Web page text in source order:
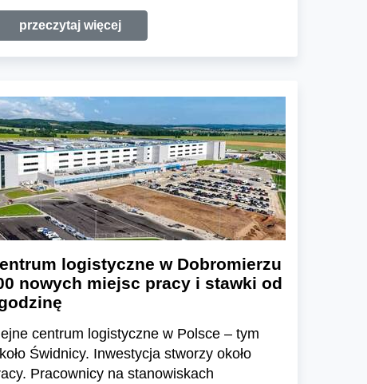
przeczytaj więcej
logistyczne w Dobromierzu
nowych miejsc pracy i stawki od
centrum logistyczne w Polsce – tym
Świdnicy. Inwestycja stworzy około
Pracownicy na stanowiskach